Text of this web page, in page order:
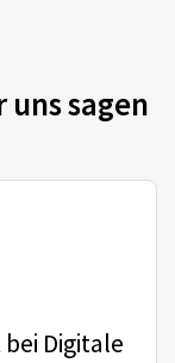
uns sagen
Digitale